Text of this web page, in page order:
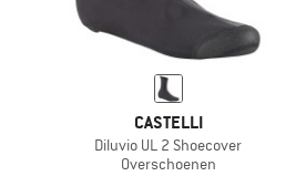
CASTELLI
Diluvio UL 2 Shoecover
Overschoenen